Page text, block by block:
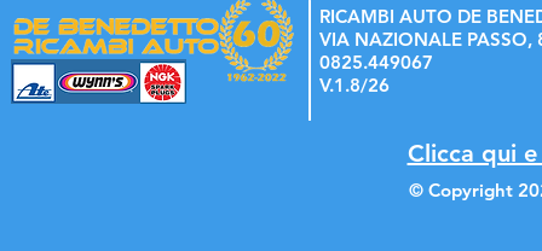
RICAMBI AUTO DE
VIA NAZIONALE PASSO,
0825.449067
V.1.8/26
Clicca qui
© Copyright